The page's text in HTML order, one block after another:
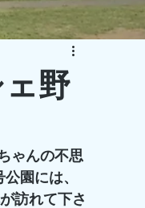
野
ゃんの不思
園には、
訪れて下さ